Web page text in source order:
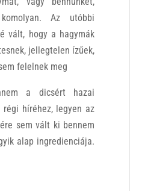
Az utóbbi
vált, hogy a hagymák
jellegtelen ízűek,
felelnek meg
a dicsért hazai
híréhez, legyen az
sem vált ki bennem
alap ingredienciája.